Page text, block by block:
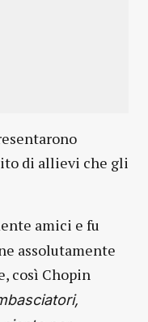
di allievi che gli
amici e fu
assolutamente
così Chopin